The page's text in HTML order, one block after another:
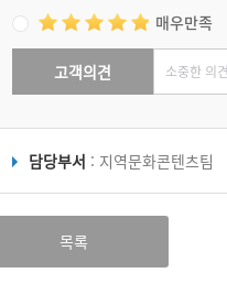
매우만족
고객의견
담당부서 : 지역문화콘텐츠팀
목록